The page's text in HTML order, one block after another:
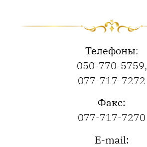
Телефоны:
050-770-5759,
077-717-7272
Факс:
077-717-7270
E-mail: